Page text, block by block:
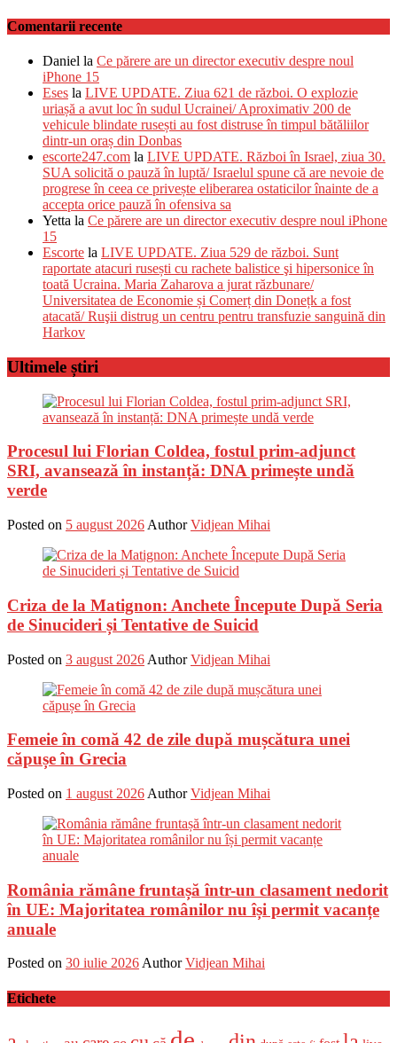
Comentarii recente
Daniel la Ce părere are un director executiv despre noul
iPhone 15
Eses la LIVE UPDATE. Ziua 621 de război. O explozie
uriașă a avut loc în sudul Ucrainei/ Aproximativ 200 de
vehicule blindate rusești au fost distruse în timpul bătăliilor
dintr-un oraș din Donbas
escorte247.com la LIVE UPDATE. Război în Israel, ziua 30.
SUA solicită o pauză în luptă/ Israelul spune că are nevoie de
progrese în ceea ce privește eliberarea ostaticilor înainte de a
accepta orice pauză în ofensiva sa
Yetta la Ce părere are un director executiv despre noul iPhone
15
Escorte la LIVE UPDATE. Ziua 529 de război. Sunt
raportate atacuri rusești cu rachete balistice şi hipersonice în
toată Ucraina. Maria Zaharova a jurat răzbunare/
Universitatea de Economie și Comerț din Donețk a fost
atacată/ Ruşii distrug un centru pentru transfuzie sanguină din
Harkov
Ultimele știri
Procesul lui Florian Coldea, fostul prim-adjunct
SRI, avansează în instanță: DNA primește undă
verde
Posted on 5 august 2026 Author Vidjean Mihai
Criza de la Matignon: Anchete Începute După Seria
de Sinucideri și Tentative de Suicid
Posted on 3 august 2026 Author Vidjean Mihai
Femeie în comă 42 de zile după mușcătura unei
căpușe în Grecia
Posted on 1 august 2026 Author Vidjean Mihai
România rămâne fruntașă într-un clasament nedorit
în UE: Majoritatea românilor nu își permit vacanțe
anuale
Posted on 30 iulie 2026Author Vidjean Mihai
Etichete